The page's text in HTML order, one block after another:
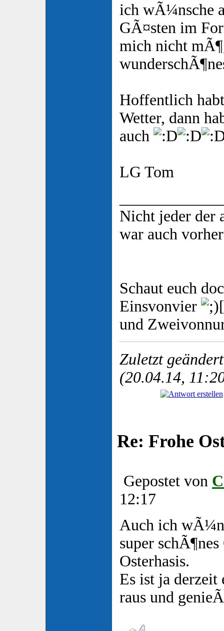
ich wÃ¼nsche
GÃ¤sten im
mich nicht
Hoffentlich
Wetter, dann
auch
LG Tom
Nicht jeder der
war auch
Schaut euch
Einsvonvier
[
und
Zuletzt
(20.04.14,
Re: Frohe
Gepostet von
12:17
Auch ich
super
Osterhasis.
Es ist ja derzeit
raus und